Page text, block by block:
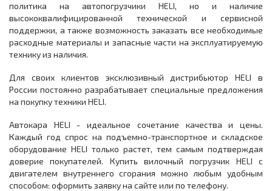
политика на автопогрузчики HELI, но и наличие
высококвалифицированной технической и сервисной
поддержки, а также возможность заказать все необходимые
расходные материалы и запасные части на эксплуатируемую
технику из наличия.
Для своих клиентов эксклюзивный дистрибьютор HELI в
России постоянно разрабатывает специальные предложения
на покупку техники HELI.
Автокара HELI - идеальное сочетание качества и цены.
Каждый год спрос на подъемно-транспортное и складское
оборудование HELI только растет, тем самым подтверждая
доверие покупателей. Купить вилочный погрузчик HELI с
двигателем внутреннего сгорания можно любым удобным
способом: оформить заявку на сайте или по телефону.